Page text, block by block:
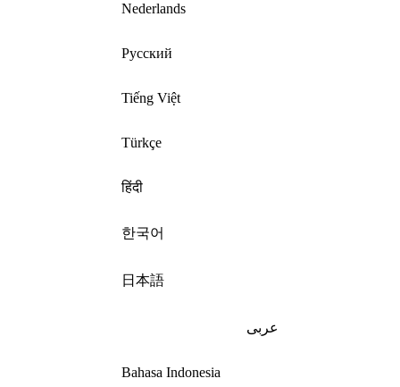
Nederlands
Русский
Tiếng Việt
Türkçe
हिंदी
한국어
日本語
عربى
Bahasa Indonesia